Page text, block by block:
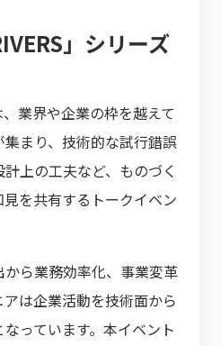
」シリーズ
、業界や企業の枠を越えて
まり、技術的な試行錯誤
上の工夫など、ものづく
を共有するトークイベン
ら業務効率化、事業変革
は企業活動を技術面から
っています。本イベント